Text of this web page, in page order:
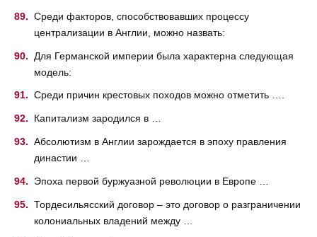
Среди факторов, способствовавших процессу
централизации в Англии, можно назвать:
Для Германской империи была характерна следующая
модель:
Среди причин крестовых походов можно отметить ….
Капитализм зародился в …
Абсолютизм в Англии зарождается в эпоху правления
династии …
Эпоха первой буржуазной революции в Европе …
Тордесильясский договор – это договор о разграничении
колониальных владений между …